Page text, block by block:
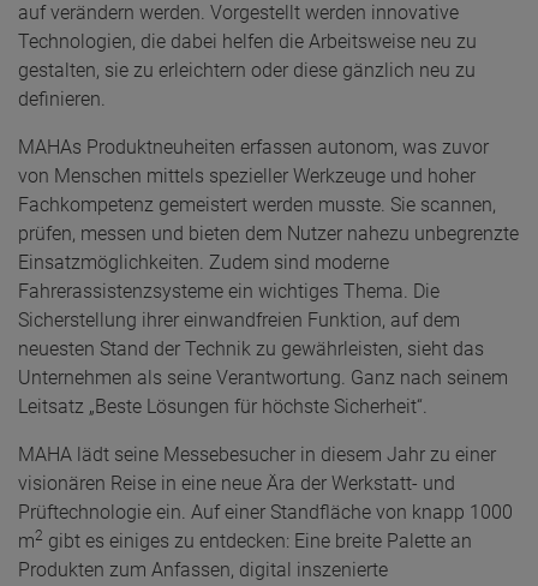
auf verändern werden. Vorgestellt werden innovative
Technologien, die dabei helfen die Arbeitsweise neu zu
gestalten, sie zu erleichtern oder diese gänzlich neu zu
definieren.
MAHAs Produktneuheiten erfassen autonom, was zuvor
von Menschen mittels spezieller Werkzeuge und hoher
Fachkompetenz gemeistert werden musste. Sie scannen,
prüfen, messen und bieten dem Nutzer nahezu unbegrenzte
Einsatzmöglichkeiten. Zudem sind moderne
Fahrerassistenzsysteme ein wichtiges Thema. Die
Sicherstellung ihrer einwandfreien Funktion, auf dem
neuesten Stand der Technik zu gewährleisten, sieht das
Unternehmen als seine Verantwortung. Ganz nach seinem
Leitsatz „Beste Lösungen für höchste Sicherheit“.
MAHA lädt seine Messebesucher in diesem Jahr zu einer
visionären Reise in eine neue Ära der Werkstatt- und
Prüftechnologie ein. Auf einer Standfläche von knapp 1000
m2 gibt es einiges zu entdecken: Eine breite Palette an
Produkten zum Anfassen, digital inszenierte